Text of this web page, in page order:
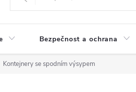
Bezpečnost a ochrana
Kontejnery se spodním výsypem